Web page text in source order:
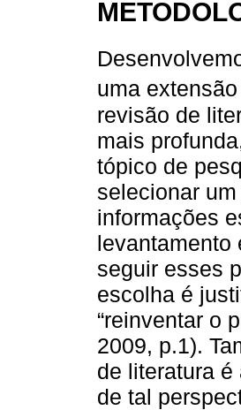
uma
revisão de
mais
tópico de
selecionar
informações
levantamento
seguir esses
escolha é
“reinventar o
2009, p.1).
de literatura
de tal